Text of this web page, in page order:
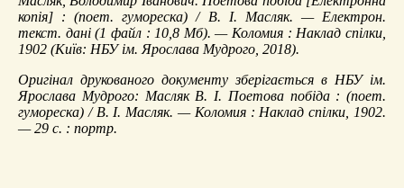
копія] : (поет. гумореска) / В. І. Масляк. — Електрон.
текст. дані (1 файл : 10,8 Мб). — Коломия : Наклад спілки,
1902 (Київ: НБУ ім. Ярослава Мудрого, 2018).
Оригінал друкованого документу зберігається в НБУ ім.
Ярослава Мудрого: Масляк В. І. Поетова побіда : (поет.
гумореска) / В. І. Масляк. — Коломия : Наклад спілки, 1902.
— 29 с. : портр.